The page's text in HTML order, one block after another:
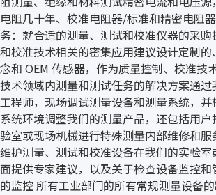
电阻几十年、校准电阻器/标准和精密电阻
务：就合适的测量、测试和校准仪器的采
和校准技术相关的密集应用建议设计定制的
念和 OEM 传感器，作为质量控制、校准技
技术领域内测量和测试任务的解决方案通
工程师，现场调试测量设备和测量系统，
系统环境调整我们的测量产品，还包括用
验室或现场机械进行特殊测量内部维修和
维护测量、测试和校准设备在我们的实验
面提供专家建议，以及关于检查设备监控
的监控 所有工业部门的所有常规测量设备